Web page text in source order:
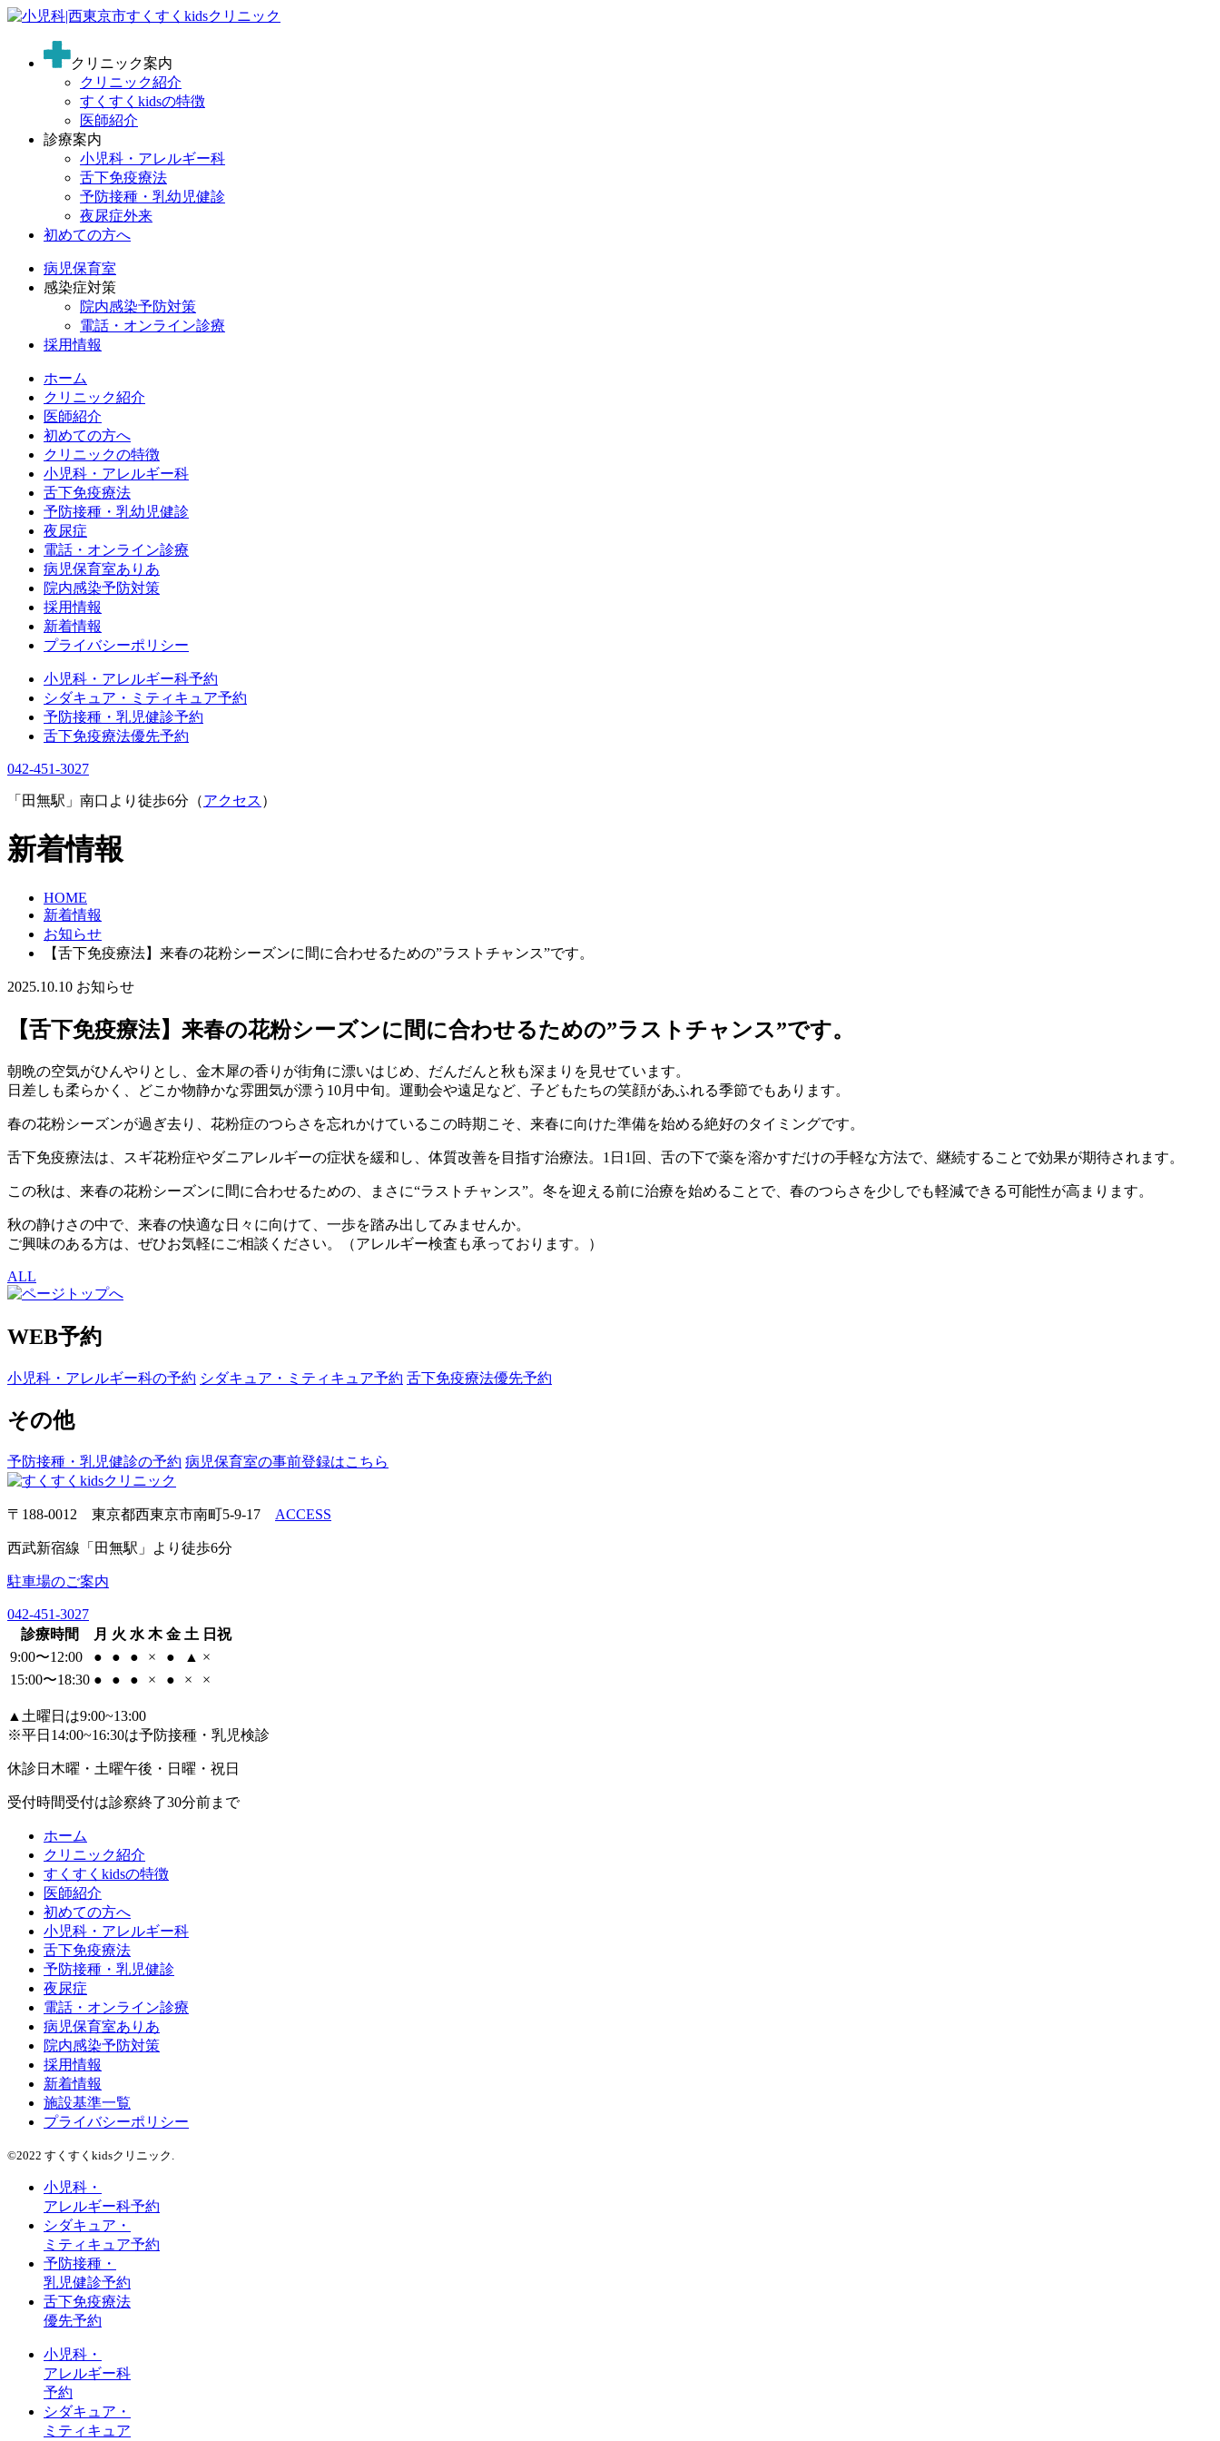
クリニック案内
クリニック紹介
すくすくkidsの特徴
医師紹介
診療案内
小児科・アレルギー科
舌下免疫療法
予防接種・乳幼児健診
夜尿症外来
初めての方へ
病児保育室
感染症対策
院内感染予防対策
電話・オンライン診療
採用情報
ホーム
クリニック紹介
医師紹介
初めての方へ
クリニックの特徴
小児科・アレルギー科
舌下免疫療法
予防接種・乳幼児健診
夜尿症
電話・オンライン診療
病児保育室ありあ
院内感染予防対策
採用情報
新着情報
プライバシーポリシー
小児科・アレルギー科予約
シダキュア・ミティキュア予約
予防接種・乳児健診予約
舌下免疫療法優先予約
042-451-3027
「田無駅」南口より徒歩6分（アクセス ）
新着情報
HOME
新着情報
お知らせ
【舌下免疫療法】来春の花粉シーズンに間に合わせるための”ラストチャンス”です。
2025.10.10 お知らせ
【舌下免疫療法】来春の花粉シーズンに間に合わせるための”ラストチャンス”です。
朝晩の空気がひんやりとし、金木犀の香りが街角に漂いはじめ、だんだんと秋も深まりを見せています。
日差しも柔らかく、どこか物静かな雰囲気が漂う10月中旬。運動会や遠足など、子どもたちの笑顔があふれる季節でもあります。
春の花粉シーズンが過ぎ去り、花粉症のつらさを忘れかけているこの時期こそ、来春に向けた準備を始める絶好のタイミングです。
舌下免疫療法は、スギ花粉症やダニアレルギーの症状を緩和し、体質改善を目指す治療法。1日1回、舌の下で薬を溶かすだけの手軽な方法で、継続することで効果が期待されます。
この秋は、来春の花粉シーズンに間に合わせるための、まさに“ラストチャンス”。冬を迎える前に治療を始めることで、春のつらさを少しでも軽減できる可能性が高まります。
秋の静けさの中で、来春の快適な日々に向けて、一歩を踏み出してみませんか。
ご興味のある方は、ぜひお気軽にご相談ください。（アレルギー検査も承っております。）
ALL
WEB予約
小児科・アレルギー科の予約 シダキュア・ミティキュア予約 舌下免疫療法優先予約
その他
予防接種・乳児健診の予約 病児保育室の事前登録はこちら
〒188-0012 東京都西東京市南町5-9-17 ACCESS
西武新宿線「田無駅」より徒歩6分
駐車場のご案内
042-451-3027
診療時間
月 火 水 木 金 土 日祝
9:00〜12:00
● ● ● × ● ▲ ×
15:00〜18:30 ● ● ● × ● × ×
▲ 土曜日は9:00~13:00
※平日14:00~16:30は予防接種・乳児検診
休診日 木曜・土曜午後・日曜・祝日
受付時間受付は診察終了30分前まで
ホーム
クリニック紹介
すくすくkidsの特徴
医師紹介
初めての方へ
小児科・アレルギー科
舌下免疫療法
予防接種・乳児健診
夜尿症
電話・オンライン診療
病児保育室ありあ
院内感染予防対策
採用情報
新着情報
施設基準一覧
プライバシーポリシー
©2022 すくすくkidsクリニック.
小児科・
アレルギー科予約
シダキュア・
ミティキュア予約
予防接種・
乳児健診予約
舌下免疫療法
優先予約
小児科・
アレルギー科
予約
シダキュア・
ミティキュア